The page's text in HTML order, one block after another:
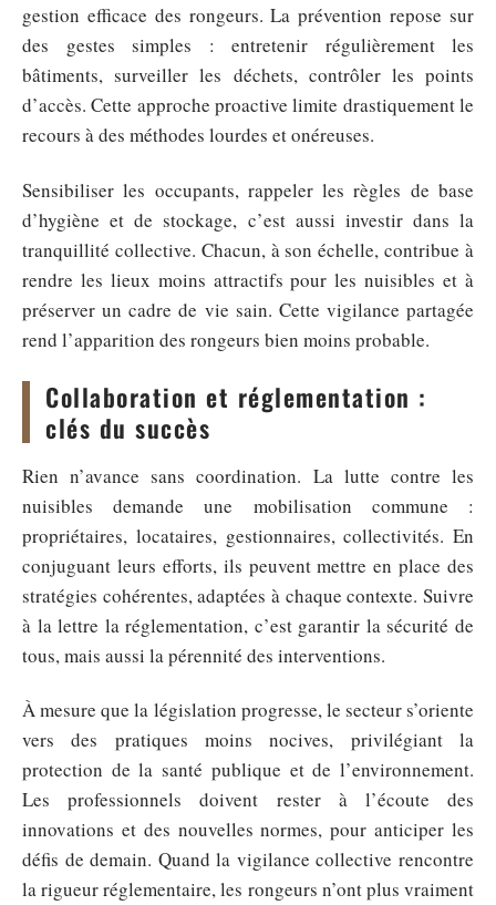
gestion efficace des rongeurs. La prévention repose sur
des gestes simples : entretenir régulièrement les
bâtiments, surveiller les déchets, contrôler les points
d’accès. Cette approche proactive limite drastiquement le
recours à des méthodes lourdes et onéreuses.
Sensibiliser les occupants, rappeler les règles de base
d’hygiène et de stockage, c’est aussi investir dans la
tranquillité collective. Chacun, à son échelle, contribue à
rendre les lieux moins attractifs pour les nuisibles et à
préserver un cadre de vie sain. Cette vigilance partagée
rend l’apparition des rongeurs bien moins probable.
Collaboration et réglementation :
clés du succès
Rien n’avance sans coordination. La lutte contre les
nuisibles demande une mobilisation commune :
propriétaires, locataires, gestionnaires, collectivités. En
conjuguant leurs efforts, ils peuvent mettre en place des
stratégies cohérentes, adaptées à chaque contexte. Suivre
à la lettre la réglementation, c’est garantir la sécurité de
tous, mais aussi la pérennité des interventions.
À mesure que la législation progresse, le secteur s’oriente
vers des pratiques moins nocives, privilégiant la
protection de la santé publique et de l’environnement.
Les professionnels doivent rester à l’écoute des
innovations et des nouvelles normes, pour anticiper les
défis de demain. Quand la vigilance collective rencontre
la rigueur réglementaire, les rongeurs n’ont plus vraiment